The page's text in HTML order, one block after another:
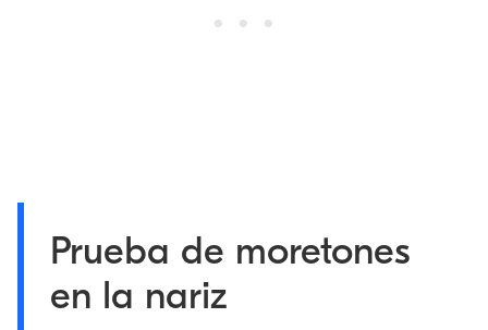
Prueba de moretones
en la nariz